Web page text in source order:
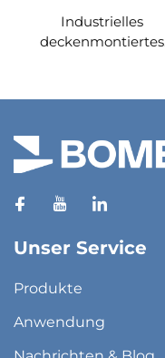
Industrielles
deckenmontiertes
Unser Service
Produkte
Anwendung